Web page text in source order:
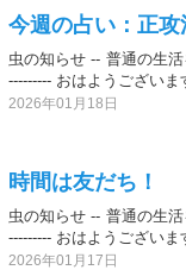
今週の占い：正
虫の知らせ -- 普通の生
--------- おはようござい
2026年01月18日
時間は友だち！
虫の知らせ -- 普通の生
--------- おはようござい
2026年01月17日